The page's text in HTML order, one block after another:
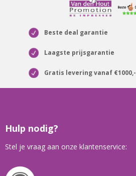
Beste deal garantie
Laagste prijsgarantie
Gratis levering vanaf €1000,-
Hulp nodig?
Stel je vraag aan onze klantenservice: